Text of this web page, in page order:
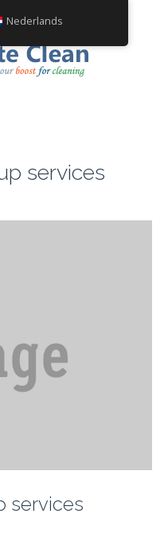
services
services
Nederlands